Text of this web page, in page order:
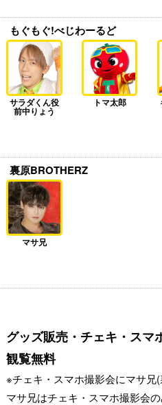
もぐもぐ!べじわーるど
サラダくん役
前中りょう
トマ太郎
裏原BROTHERZ
マサ兄
グッズ販売・チェキ・スマ
観覧無料
※チェキ・スマホ撮影会にマサ兄(
マサ兄はチェキ・スマホ撮影会の